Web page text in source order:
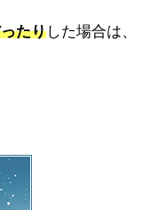
たりした場合は、